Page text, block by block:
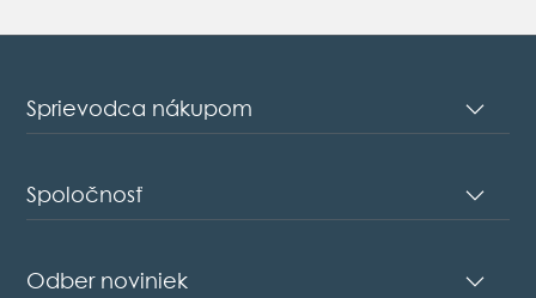
Sprievodca nákupom
Spoločnosť
Odber noviniek